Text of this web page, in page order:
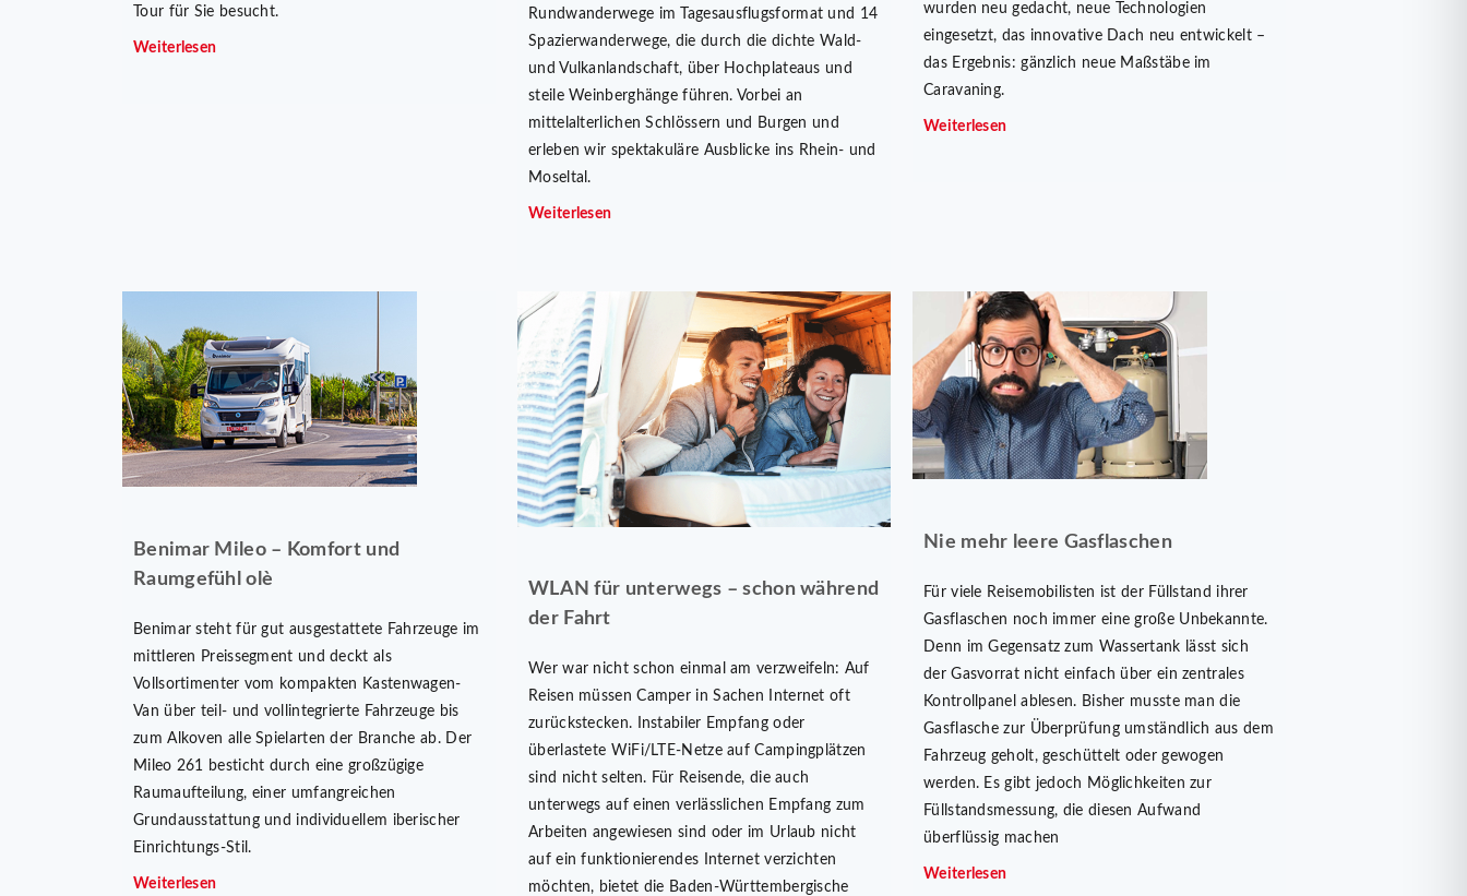
Tour für Sie besucht.
Weiterlesen
Rundwanderwege im Tagesausflugsformat und 14
Spazierwanderwege, die durch die dichte Wald-
und Vulkanlandschaft, über Hochplateaus und
steile Weinberghänge führen. Vorbei an
mittelalterlichen Schlössern und Burgen und
erleben wir spektakuläre Ausblicke ins Rhein- und
Moseltal.
Weiterlesen
wurden neu gedacht, neue Technologien
eingesetzt, das innovative Dach neu entwickelt –
das Ergebnis: gänzlich neue Maßstäbe im
Caravaning.
Weiterlesen
Benimar Mileo – Komfort und
Raumgefühl olè
Benimar steht für gut ausgestattete Fahrzeuge im
mittleren Preissegment und deckt als
Vollsortimenter vom kompakten Kastenwagen-
Van über teil- und vollintegrierte Fahrzeuge bis
zum Alkoven alle Spielarten der Branche ab. Der
Mileo 261 besticht durch eine großzügige
Raumaufteilung, einer umfangreichen
Grundausstattung und individuellem iberischer
Einrichtungs-Stil.
Weiterlesen
WLAN für unterwegs – schon während
der Fahrt
Wer war nicht schon einmal am verzweifeln: Auf
Reisen müssen Camper in Sachen Internet oft
zurückstecken. Instabiler Empfang oder
überlastete WiFi/LTE-Netze auf Campingplätzen
sind nicht selten. Für Reisende, die auch
unterwegs auf einen verlässlichen Empfang zum
Arbeiten angewiesen sind oder im Urlaub nicht
auf ein funktionierendes Internet verzichten
möchten, bietet die Baden-Württembergische
Nie mehr leere Gasflaschen
Für viele Reisemobilisten ist der Füllstand ihrer
Gasflaschen noch immer eine große Unbekannte.
Denn im Gegensatz zum Wassertank lässt sich
der Gasvorrat nicht einfach über ein zentrales
Kontrollpanel ablesen. Bisher musste man die
Gasflasche zur Überprüfung umständlich aus dem
Fahrzeug geholt, geschüttelt oder gewogen
werden. Es gibt jedoch Möglichkeiten zur
Füllstandsmessung, die diesen Aufwand
überflüssig machen
Weiterlesen